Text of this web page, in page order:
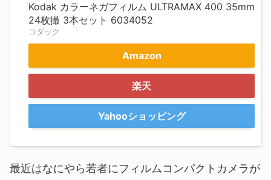
Kodak カラーネガフィルム ULTRAMAX 400 35mm
24枚撮 3本セット 6034052
コダック
Amazon
楽天
Yahooショッピング
最近はなにやら若者にフィルムコンパクトカメラが